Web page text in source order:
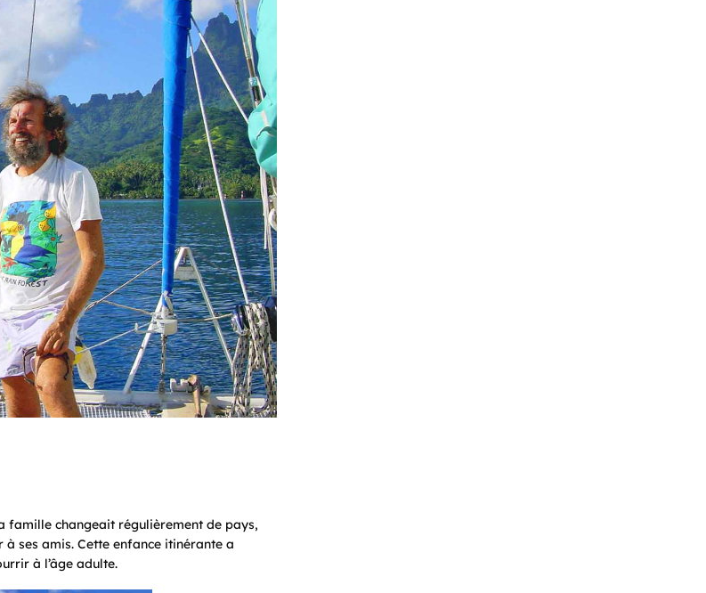
famille changeait régulièrement de pays,
à ses amis. Cette enfance itinérante a
à l’âge adulte.